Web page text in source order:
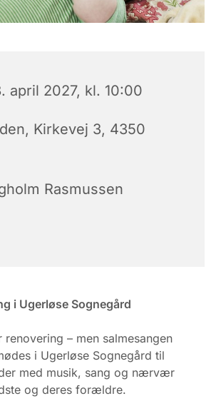
april 2027, kl. 10:00
Kirkevej 3, 4350
Rasmussen
i Ugerløse Sognegård
renovering – men salmesangen
i Ugerløse Sognegård til
med musik, sang og nærvær
og deres forældre.